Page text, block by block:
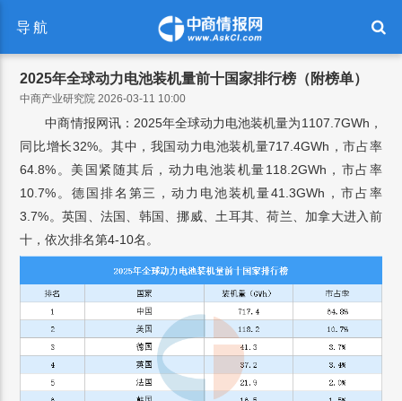
导航
2025年全球动力电池装机量前十国家排行榜（附榜单）
中商产业研究院 2026-03-11 10:00
中商情报网讯：2025年全球动力电池装机量为1107.7GWh，
同比增长32%。其中，我国动力电池装机量717.4GWh，市占率
64.8%。美国紧随其后，动力电池装机量118.2GWh，市占率
10.7%。德国排名第三，动力电池装机量41.3GWh，市占率
3.7%。英国、法国、韩国、挪威、土耳其、荷兰、加拿大进入前
十，依次排名第4-10名。